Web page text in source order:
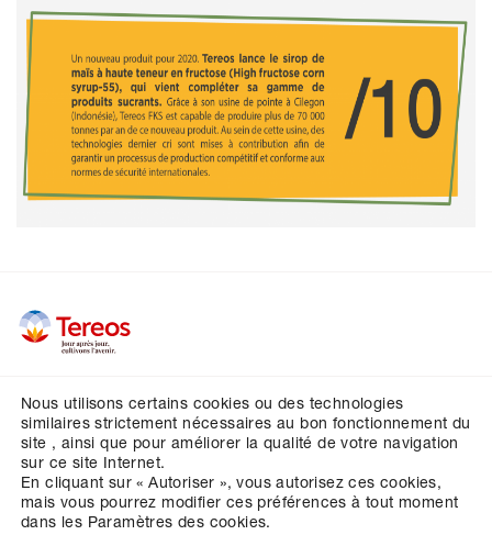
Vos contacts
Crédits
Mentions légales
Données personnelles
Nous utilisons certains cookies ou des technologies
similaires strictement nécessaires au bon fonctionnement du
site , ainsi que pour améliorer la qualité de votre navigation
sur ce site Internet.
En cliquant sur « Autoriser », vous autorisez ces cookies,
mais vous pourrez modifier ces préférences à tout moment
dans les Paramètres des cookies.